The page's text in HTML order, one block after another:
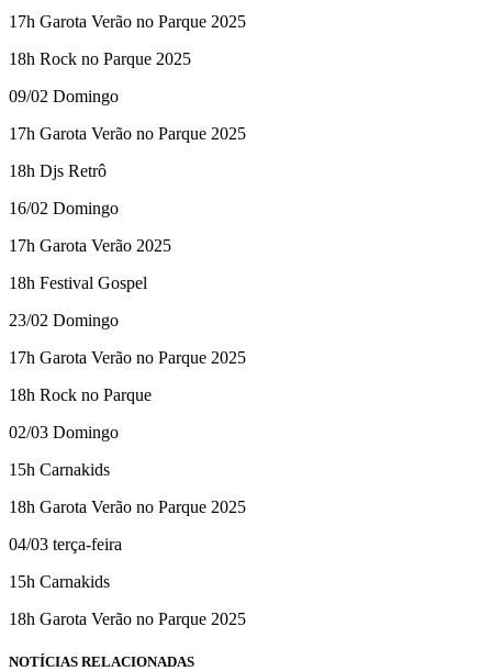
17h Garota Verão no Parque 2025
18h Rock no Parque 2025
09/02 Domingo
17h Garota Verão no Parque 2025
18h Djs Retrô
16/02 Domingo
17h Garota Verão 2025
18h Festival Gospel
23/02 Domingo
17h Garota Verão no Parque 2025
18h Rock no Parque
02/03 Domingo
15h Carnakids
18h Garota Verão no Parque 2025
04/03 terça-feira
15h Carnakids
18h Garota Verão no Parque 2025
NOTÍCIAS RELACIONADAS